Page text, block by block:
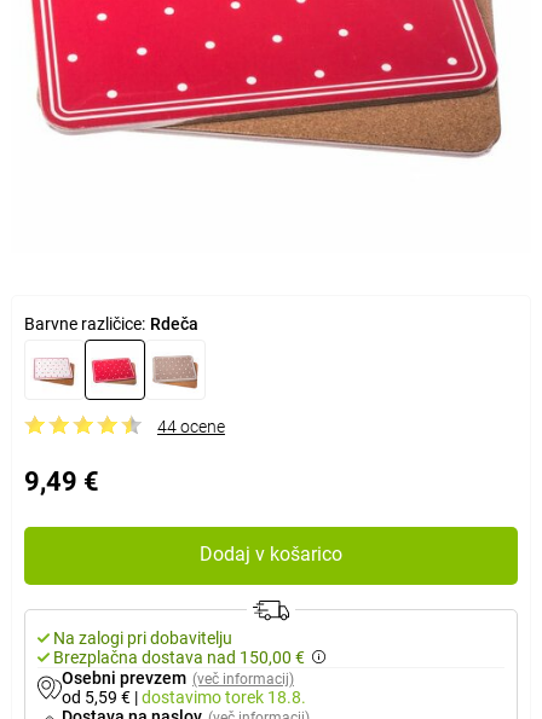
Barvne različice: Rdeča
44 ocene
9,49 €
Dodaj v košarico
Na zalogi pri dobavitelju
Brezplačna dostava nad 150,00 €
Osebni prevzem (več informacij)
od 5,59 € |dostavimotorek 18.8.